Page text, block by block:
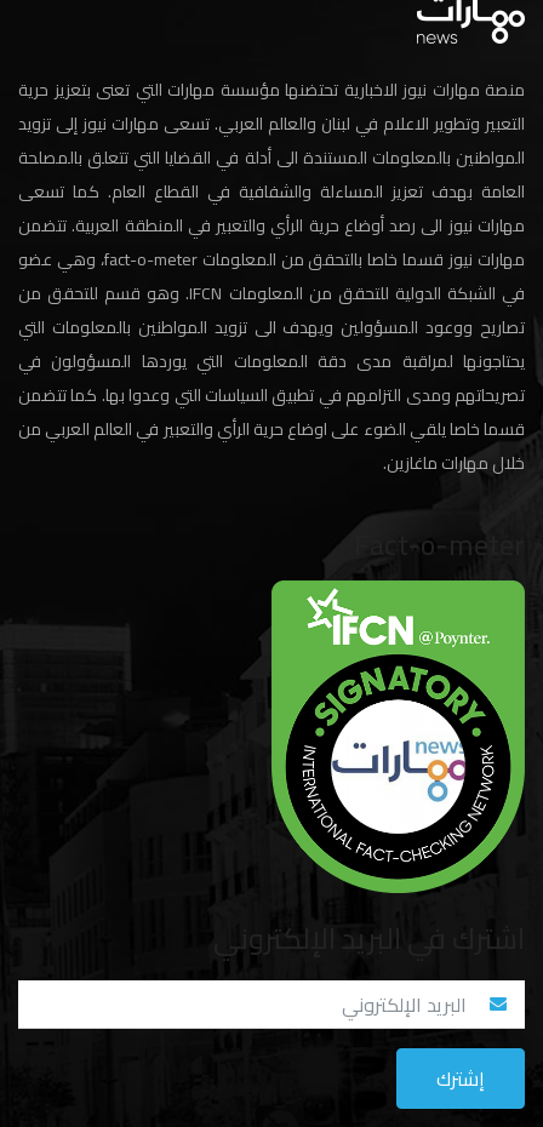
منصة مهارات نيوز الاخبارية تحتضنها مؤسسة مهارات التي تعنى بتعزيز حرية
التعبير وتطوير الاعلام في لبنان والعالم العربي. تسعى مهارات نيوز إلى تزويد
المواطنين بالمعلومات المستندة الى أدلة في القضايا التي تتعلق بالمصلحة
العامة بهدف تعزيز المساءلة والشفافية في القطاع العام. كما تسعى
مهارات نيوز الى رصد أوضاع حرية الرأي والتعبير في المنطقة العربية. تتضمن
مهارات نيوز قسما خاصا بالتحقق من المعلومات fact-o-meter، وهي عضو
في الشبكة الدولية للتحقق من المعلومات IFCN. وهو قسم للتحقق من
تصاريح ووعود المسؤولين ويهدف الى تزويد المواطنين بالمعلومات التي
يحتاجونها لمراقبة مدى دقة المعلومات التي يوردها المسؤولون في
تصريحاتهم ومدى التزامهم في تطبيق السياسات التي وعدوا بها. كما تتضمن
قسما خاصا يلقي الضوء على اوضاع حرية الرأي والتعبير في العالم العربي من
خلال مهارات ماغازين.
Fact-o-meter
اشترك في البريد الإلكتروني